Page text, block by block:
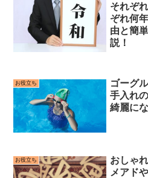
それぞ
ぞれ何
由と簡
説！
お役立ち
ゴーグ
手入れ
綺麗に
お役立ち
おしゃ
メアド